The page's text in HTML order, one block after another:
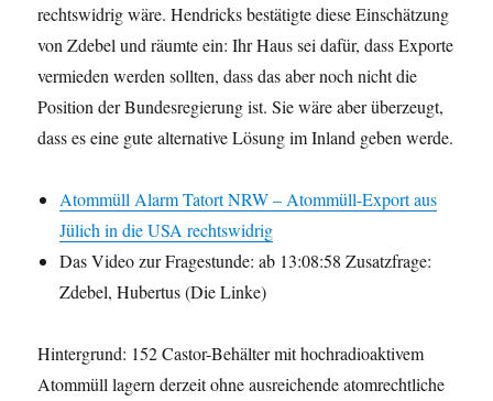
rechtswidrig wäre. Hendricks bestätigte diese Einschätzung
von Zdebel und räumte ein: Ihr Haus sei dafür, dass Exporte
vermieden werden sollten, dass das aber noch nicht die
Position der Bundesregierung ist. Sie wäre aber überzeugt,
dass es eine gute alternative Lösung im Inland geben werde.
Atommüll Alarm Tatort NRW – Atommüll-Export aus
Jülich in die USA rechtswidrig
Das Video zur Fragestunde: ab 13:08:58 Zusatzfrage:
Zdebel, Hubertus (Die Linke)
Hintergrund: 152 Castor-Behälter mit hochradioaktivem
Atommüll lagern derzeit ohne ausreichende atomrechtliche